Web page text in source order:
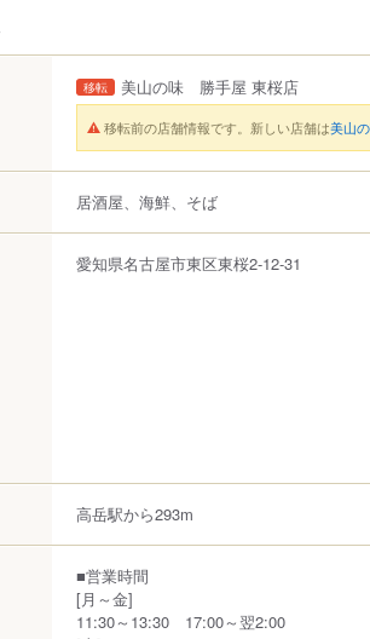
移転 美山の味 勝手屋 東桜店
移転前の店舗情報です。新しい店舗は美山
居酒屋、海鮮、そば
愛知県名古屋市東区東桜2-12-31
高岳駅から293m
■営業時間
[月～金]
11:30～13:30 17:00～翌2:00